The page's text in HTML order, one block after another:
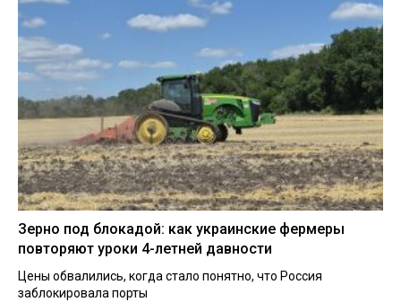
Зерно под блокадой: как украинские фермеры
повторяют уроки 4-летней давности
Цены обвалились, когда стало понятно, что Россия
заблокировала порты